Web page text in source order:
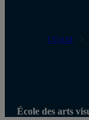
UQAM
École des arts